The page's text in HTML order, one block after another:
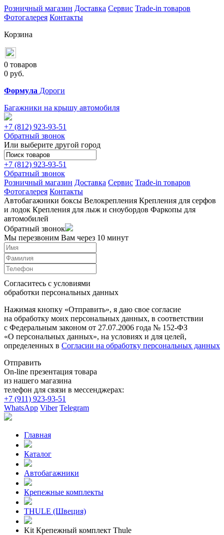
Розничный магазин Доставка Сервис Trade-in товаров
Фотогалерея Контакты
Корзина
0 товаров
0 руб.
Формула Дороги
Багажники на крышу автомобиля
+7 (812) 923-93-51
Обратный звонок
Или выберите другой город
+7 (812) 923-93-51
Обратный звонок
Розничный магазин Доставка Сервис Trade-in товаров
Фотогалерея Контакты
Автобагажники боксы Велокрепления Крепления для серфов
и лодок Крепления для лыж и сноубордов Фаркопы для
автомобилей
Обратный звонок
Мы перезвоним Вам через 10 минут
Согласитесь с условиями
обработки персональных данных
Нажимая кнопку «Отправить», я даю свое согласие
на обработку моих персональных данных, в соответствии
с Федеральным законом от 27.07.2006 года № 152-ФЗ
«О персональных данных», на условиях и для целей,
определенных в Согласии на обработку персональных данных
Отправить
On-line презентация товара
из нашего магазина
телефон для связи в мессенджерах:
+7 (911) 923-93-51
WhatsApp Viber Telegram
Главная
Каталог
Автобагажники
Крепежные комплекты
THULE (Швеция)
Kit Крепежный комплект Thule